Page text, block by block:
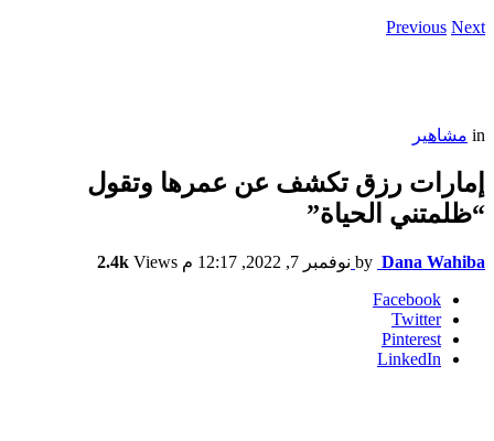
Previous Next
in مشاهير
إمارات رزق تكشف عن عمرها وتقول
“ظلمتني الحياة”
by Dana Wahiba نوفمبر 7, 2022, 12:17 م 2.4k Views
Facebook
Twitter
Pinterest
LinkedIn